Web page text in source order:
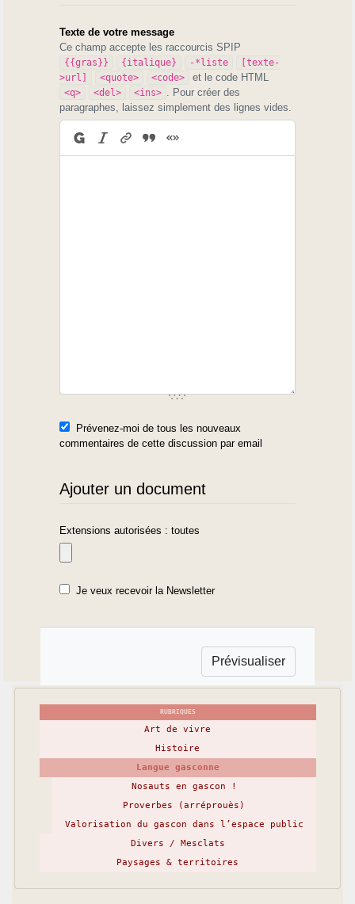
Texte de votre message
Ce champ accepte les raccourcis SPIP
{{gras}} {italique} -*liste
[texte-
>url]
<quote> <code> et le code HTML
<q> <del> <ins>
. Pour créer des
paragraphes, laissez simplement des lignes vides.
Prévenez-moi de tous les nouveaux
commentaires de cette discussion par email
Ajouter un document
Extensions autorisées : toutes
Je veux recevoir la Newsletter
RUBRIQUES
Art de vivre
Histoire
Langue gasconne
Nosauts en gascon !
Proverbes (arréprouès)
Valorisation du gascon dans l’espace public
Divers / Mesclats
Paysages & territoires